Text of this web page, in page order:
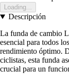
Loading...
Descripción
La funda de cambio
esencial para todos
rendimiento óptimo.
ciclistas, esta funda
crucial para un